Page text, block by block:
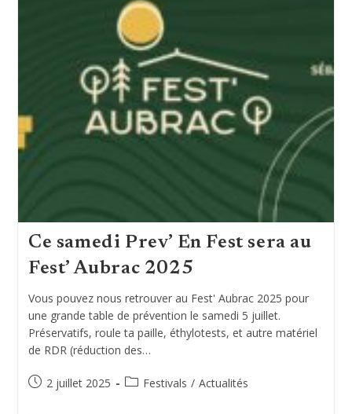
Ce samedi Prev’ En Fest sera au
Fest’ Aubrac 2025
Vous pouvez nous retrouver au Fest' Aubrac 2025 pour
une grande table de prévention le samedi 5 juillet.
Préservatifs, roule ta paille, éthylotests, et autre matériel
de RDR (réduction des…
Publication
2 juillet 2025
PostFestivals / Actualités